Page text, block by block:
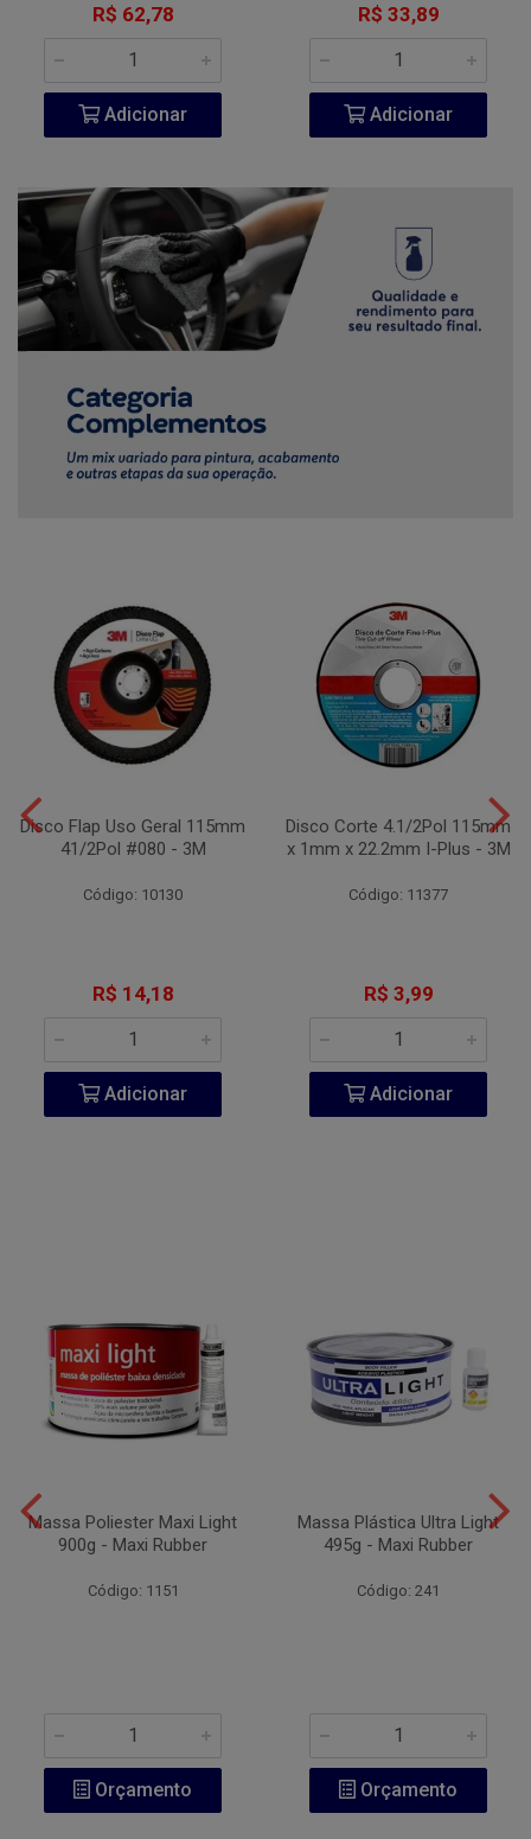
R$ 62,78
Adicionar
R$ 33,89
Adicionar
Disco Flap Uso Geral 115mm
41/2Pol #080 - 3M
Código: 10130
R$ 14,18
Adicionar
Disco Corte 4.1/2Pol 115mm
x 1mm x 22.2mm I-Plus - 3M
Código: 11377
R$ 3,99
Adicionar
Massa Poliester Maxi Light
900g - Maxi Rubber
Código: 1151
Orçamento
Massa Plástica Ultra Light
495g - Maxi Rubber
Código: 241
Orçamento